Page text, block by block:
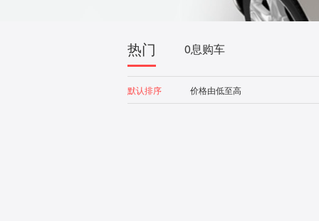
热门 0息购车
默认排序 价格由低至高